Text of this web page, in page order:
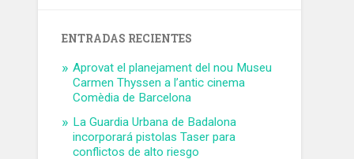
ENTRADAS RECIENTES
Aprovat el planejament del nou Museu
Carmen Thyssen a l’antic cinema
Comèdia de Barcelona
La Guardia Urbana de Badalona
incorporará pistolas Taser para
conflictos de alto riesgo